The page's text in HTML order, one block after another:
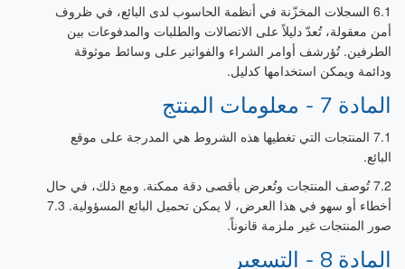
6.1 السجلات المخزّنة في أنظمة الحاسوب لدى البائع، في ظروف
أمن معقولة، تُعدّ دليلاً على الاتصالات والطلبات والمدفوعات بين
الطرفين. تُؤرشف أوامر الشراء والفواتير على وسائط موثوقة
ودائمة ويمكن استخدامها كدليل.
المادة 7 - معلومات المنتج
7.1 المنتجات التي تغطيها هذه الشروط هي المدرجة على موقع
البائع.
7.2 تُوصف المنتجات وتُعرض بأقصى دقة ممكنة. ومع ذلك، في حال
أخطاء أو سهو في هذا العرض، لا يمكن تحميل البائع المسؤولية. 7.3
صور المنتجات غير ملزمة قانوناً.
المادة 8 - التسعير